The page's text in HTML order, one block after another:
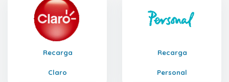
Recarga
Claro
Recarga
Personal